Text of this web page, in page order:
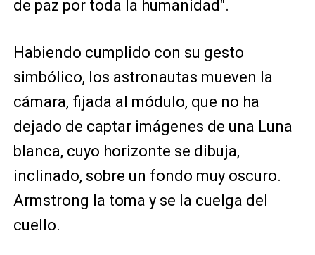
de paz por toda la humanidad".
Habiendo cumplido con su gesto
simbólico, los astronautas mueven la
cámara, fijada al módulo, que no ha
dejado de captar imágenes de una Luna
blanca, cuyo horizonte se dibuja,
inclinado, sobre un fondo muy oscuro.
Armstrong la toma y se la cuelga del
cuello.